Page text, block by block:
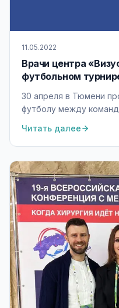
11.05.2022
Врачи центра
футбольном
30 апреля в Тюмени
футболу между
Читать далее